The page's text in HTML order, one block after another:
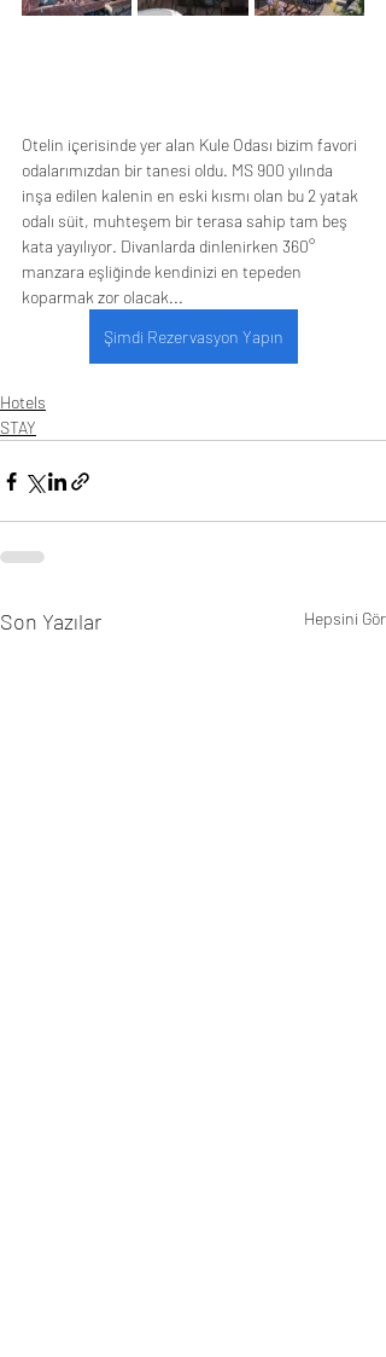
Otelin içerisinde yer alan Kule Odası bizim favori
odalarımızdan bir tanesi oldu. MS 900 yılında
inşa edilen kalenin en eski kısmı olan bu 2 yatak
odalı süit, muhteşem bir terasa sahip tam beş
kata yayılıyor. Divanlarda dinlenirken 360°
manzara eşliğinde kendinizi en tepeden
koparmak zor olacak...
Şimdi Rezervasyon Yapın
Hotels
STAY
Son Yazılar Hepsini Gör